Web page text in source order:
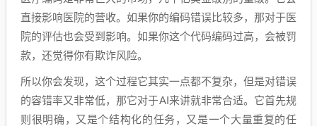
直接影响医院的营收。如果你的编码错误比较多，那对于医
院的评估也会受到影响。如果你这个代码编码过高，会被罚
款，还觉得你有欺诈风险。
所以你会发现，这个过程它其实一点都不复杂，但是对错误
的容错率又非常低，那它对于AI来讲就非常合适。它首先规
则很明确，又是个结构化的任务，又是一个大量重复的任